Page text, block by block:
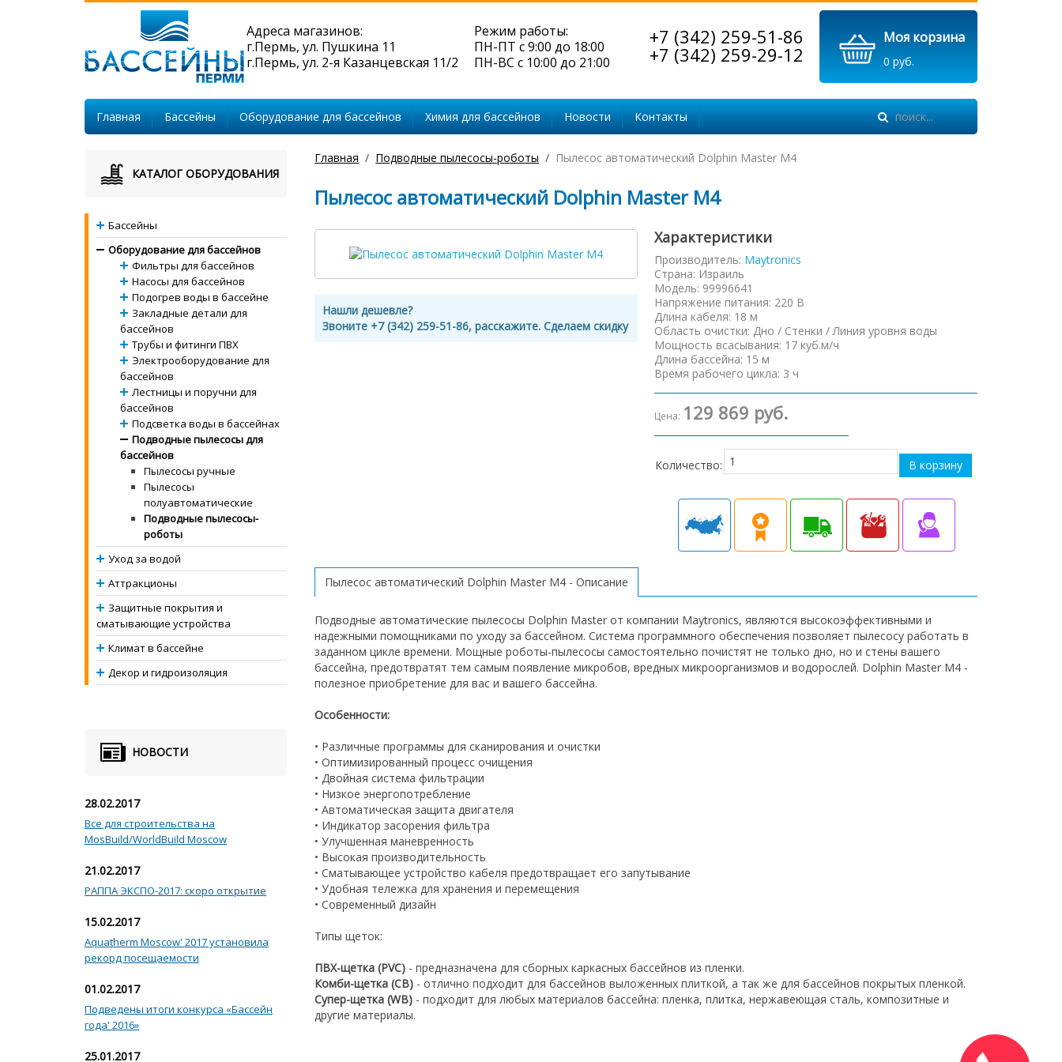
Моя корзина
0 руб.
+7 (342) 259-51-86
+7 (342) 259-29-12
Режим работы:
ПН-ПТ с 9:00 до 18:00
ПН-ВС с 10:00 до 21:00
Адреса магазинов:
г.Пермь, ул. Пушкина 11
г.Пермь, ул. 2-я Казанцевская 11/2
Главная Бассейны Оборудование для бассейнов Химия для бассейнов Новости Контакты
Главная Подводные пылесосы-роботы Пылесос автоматический Dolphin Master М4
Пылесос автоматический Dolphin Master М4
Нашли дешевле?
Звоните +7 (342) 259-51-86, расскажите. Сделаем скидку
Характеристики
Производитель: Maytronics
Страна: Израиль
Модель: 99996641
Напряжение питания: 220 В
Длина кабеля: 18 м
Область очистки: Дно / Стенки / Линия уровня воды
Мощность всасывания: 17 куб.м/ч
Длина бассейна: 15 м
Время рабочего цикла: 3 ч
Цена: 129 869 руб.
Количество:
Пылесос автоматический Dolphin Master М4 - Описание
Подводные автоматические пылесосы Dolphin Master от компании Maytronics, являются высокоэффективными и
надежными помощниками по уходу за бассейном. Система программного обеспечения позволяет пылесосу работать в
заданном цикле времени. Мощные роботы-пылесосы самостоятельно почистят не только дно, но и стены вашего
бассейна, предотвратят тем самым появление микробов, вредных микроорганизмов и водорослей. Dolphin Master М4 -
полезное приобретение для вас и вашего бассейна.
Особенности:
• Различные программы для сканирования и очистки
• Оптимизированный процесс очищения
• Двойная система фильтрации
• Низкое энергопотребление
• Автоматическая защита двигателя
• Индикатор засорения фильтра
• Улучшенная маневренность
• Высокая производительность
• Сматывающее устройство кабеля предотвращает его запутывание
• Удобная тележка для хранения и перемещения
• Современный дизайн
Типы щеток:
ПВХ-щетка (PVC) - предназначена для сборных каркасных бассейнов из пленки.
Комби-щетка (CB) - отлично подходит для бассейнов выложенных плиткой, а так же для бассейнов покрытых пленкой.
Супер-щетка (WB) - подходит для любых материалов бассейна: пленка, плитка, нержавеющая сталь, композитные и
другие материалы.
КАТАЛОГ ОБОРУДОВАНИЯ
Бассейны
Оборудование для бассейнов
Фильтры для бассейнов
Насосы для бассейнов
Подогрев воды в бассейне
Закладные детали для
бассейнов
Трубы и фитинги ПВХ
Электрооборудование для
бассейнов
Лестницы и поручни для
бассейнов
Подсветка воды в бассейнах
Подводные пылесосы для
бассейнов
Пылесосы ручные
Пылесосы
полуавтоматические
Подводные пылесосы-
роботы
Уход за водой
Аттракционы
Защитные покрытия и
сматывающие устройства
Климат в бассейне
Декор и гидроизоляция
НОВОСТИ
28.02.2017
Все для строительства на
MosBuild/WorldBuild Moscow
21.02.2017
РАППА ЭКСПО-2017: скоро открытие
15.02.2017
Aquatherm Moscow' 2017 установила
рекорд посещаемости
01.02.2017
Подведены итоги конкурса «Бассейн
года' 2016»
25.01.2017